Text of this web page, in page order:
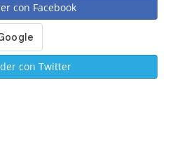
con Facebook
con Twitter